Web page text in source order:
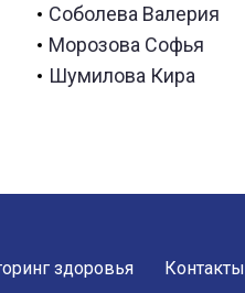
Соболева Валерия
Морозова Софья
Шумилова Кира
здоровья Контакты